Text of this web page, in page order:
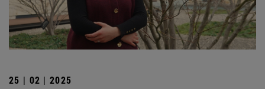
25 | 02 | 2025